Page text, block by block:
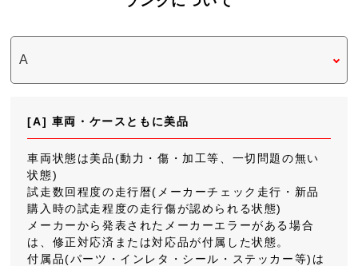
[A] 車両・ケースともに美品
車両状態は美品(動力・傷・加工等、一切問題の無い
状態)
試走数回程度の走行暦(メーカーチェック走行・新品
購入時の試走程度の走行傷が認められる状態)
メーカーから発表されたメーカーエラーがある場合
は、修正対応済または対応品が付属した状態。
付属品(パーツ・インレタ・シール・ステッカー等)は